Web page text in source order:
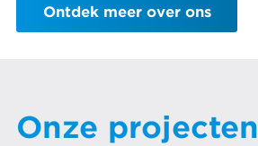
Ontdek meer over ons
Onze projecten